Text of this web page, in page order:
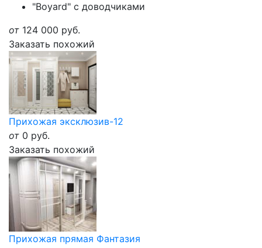
"Boyard" с доводчиками
от 124 000 руб.
Заказать похожий
Прихожая эксклюзив-12
от 0 руб.
Заказать похожий
Прихожая прямая Фантазия